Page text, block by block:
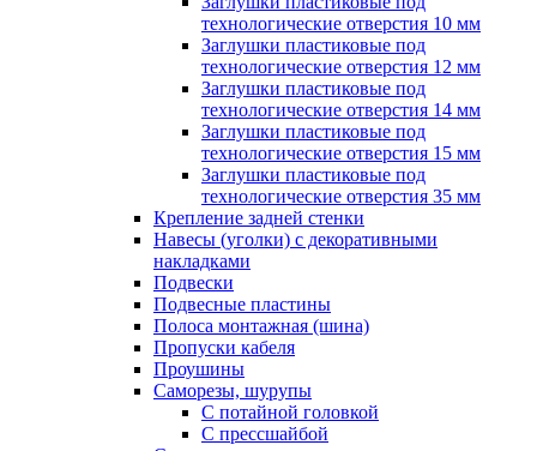
технологические отверстия 10 мм
Заглушки пластиковые под
технологические отверстия 12 мм
Заглушки пластиковые под
технологические отверстия 14 мм
Заглушки пластиковые под
технологические отверстия 15 мм
Заглушки пластиковые под
технологические отверстия 35 мм
Крепление задней стенки
Навесы (уголки) с декоративными
накладками
Подвески
Подвесные пластины
Полоса монтажная (шина)
Пропуски кабеля
Проушины
Саморезы, шурупы
С потайной головкой
С прессшайбой